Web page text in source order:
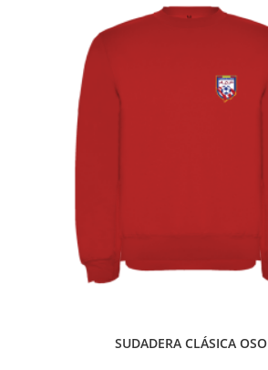
SUDADERA CLÁSICA OSO